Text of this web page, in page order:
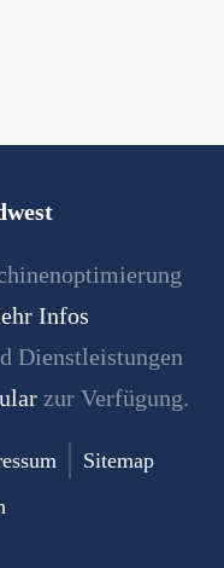
Infos
Dienstleistungen
zur Verfügung.
Sitemap